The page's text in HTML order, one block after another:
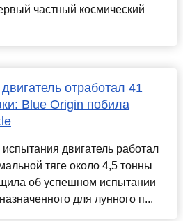
частный космический
отработал 41
Blue Origin побила
двигатель работал
тяге около 4,5 тонны
об успешном испытании
для лунного п...